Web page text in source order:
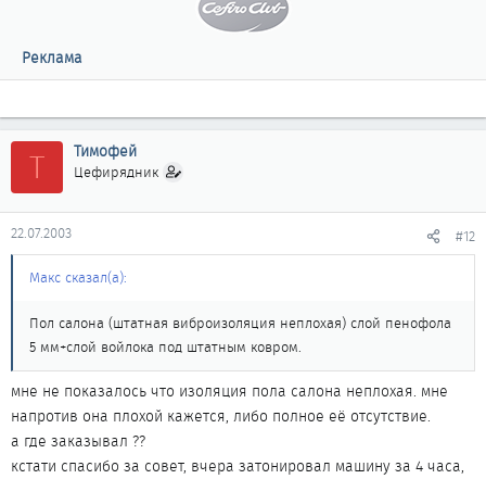
Реклама
Т Тимофей
Цефирядник
22.07.2003 #12
Макс сказал(а):
Пол салона (штатная виброизоляция неплохая) слой пенофола
5 мм+слой войлока под штатным ковром.
мне не показалось что изоляция пола салона неплохая. мне
напротив она плохой кажется, либо полное её отсутствие.
а где заказывал ??
кстати спасибо за совет, вчера затонировал машину за 4 часа,